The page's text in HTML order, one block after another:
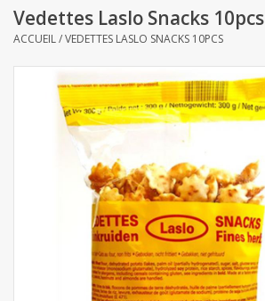
Biscuits pour le café
Confiserie
Boissons
Biscuits apéritifs / Snacks salés
Bonbons pour la bonbonnière
Vedettes Laslo Snacks 10pcs
ACCUEIL/VEDETTES LASLO SNACKS 10PCS